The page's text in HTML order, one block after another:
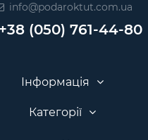
info@podaroktut.com.ua
+38 (050) 761-44-80
Інформація
Категорії